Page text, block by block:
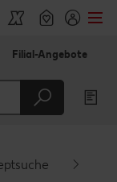
Filial-Angebote